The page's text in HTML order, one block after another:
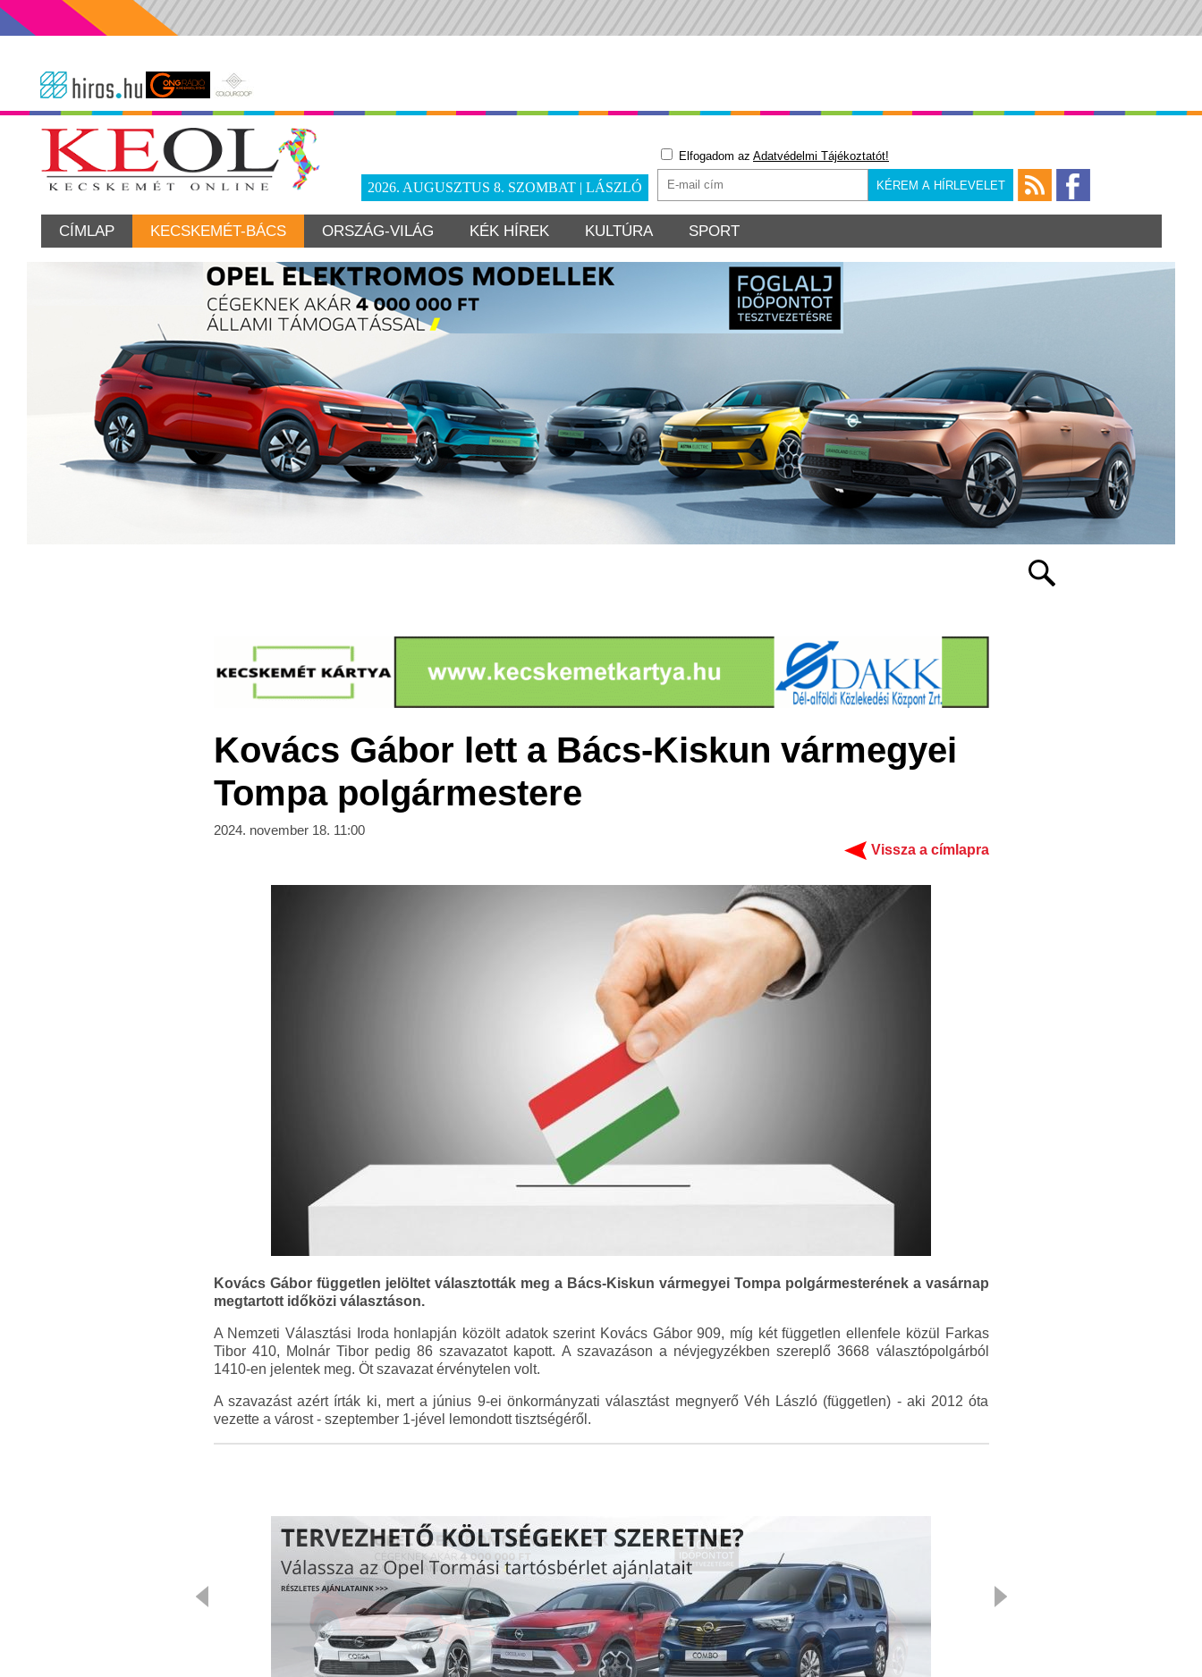
2026. AUGUSZTUS 8. SZOMBAT | LÁSZLÓ
Elfogadom az Adatvédelmi Tájékoztatót!
CÍMLAP KECSKEMÉT-BÁCS ORSZÁG-VILÁG KÉK HÍREK KULTÚRA SPORT
Kovács Gábor lett a Bács-Kiskun vármegyei
Tompa polgármestere
2024. november 18. 11:00
Vissza a címlapra
Kovács Gábor független jelöltet választották meg a Bács-Kiskun vármegyei Tompa polgármesterének a vasárnap
megtartott időközi választáson.
A Nemzeti Választási Iroda honlapján közölt adatok szerint Kovács Gábor 909, míg két független ellenfele közül Farkas
Tibor 410, Molnár Tibor pedig 86 szavazatot kapott. A szavazáson a névjegyzékben szereplő 3668 választópolgárból
1410-en jelentek meg. Öt szavazat érvénytelen volt.
A szavazást azért írták ki, mert a június 9-ei önkormányzati választást megnyerő Véh László (független) - aki 2012 óta
vezette a várost - szeptember 1-jével lemondott tisztségéről.